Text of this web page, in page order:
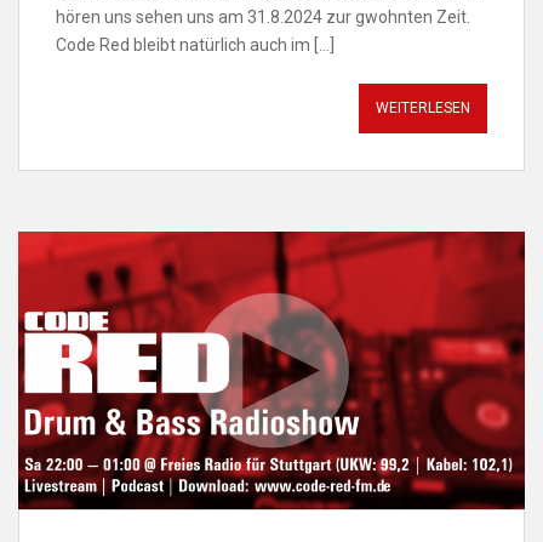
hören uns sehen uns am 31.8.2024 zur gwohnten Zeit.
Code Red bleibt natürlich auch im […]
WEITERLESEN